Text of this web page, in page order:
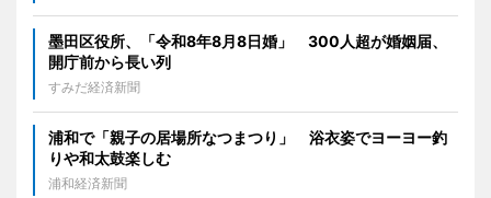
墨田区役所、「令和8年8月8日婚」 300人超が婚姻届、
開庁前から長い列
すみだ経済新聞
浦和で「親子の居場所なつまつり」 浴衣姿でヨーヨー釣
りや和太鼓楽しむ
浦和経済新聞